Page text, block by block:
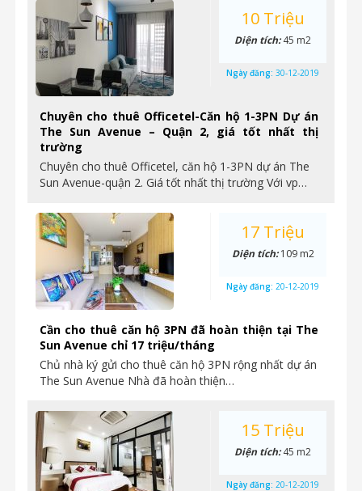
Chuyên cho thuê Officetel-Căn hộ 1-3PN Dự án
The Sun Avenue – Quận 2, giá tốt nhất thị
trường
Chuyên cho thuê Officetel, căn hộ 1-3PN dự án The
Sun Avenue-quận 2. Giá tốt nhất thị trường Với vp…
10 Triệu
Diện tích:45 m2
Ngày đăng: 30-12-2019
Cần cho thuê căn hộ 3PN đã hoàn thiện tại The
Sun Avenue chỉ 17 triệu/tháng
Chủ nhà ký gửi cho thuê căn hộ 3PN rộng nhất dự án
The Sun Avenue Nhà đã hoàn thiện…
17 Triệu
Diện tích:109 m2
Ngày đăng: 20-12-2019
15 Triệu
Diện tích:45 m2
Ngày đăng: 20-12-2019